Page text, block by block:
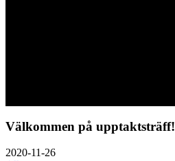
Välkommen på upptaktsträff!
2020-11-26